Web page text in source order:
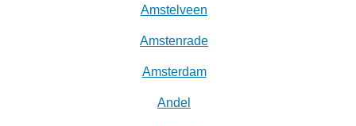
Amstelveen
Amstenrade
Amsterdam
Andel